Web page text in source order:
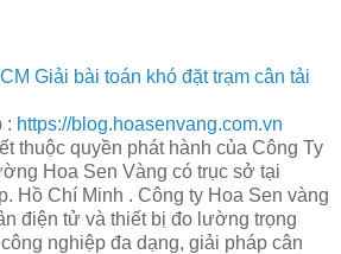
Giải bài toán khó đặt trạm cân tải
: https://blog.hoasenvang.com.vn
thuộc quyền phát hành của Công Ty
Hoa Sen Vàng có trục sở tại
Hồ Chí Minh . Công ty Hoa Sen vàng
điện tử và thiết bị đo lường trọng
nghiệp đa dạng, giải pháp cân